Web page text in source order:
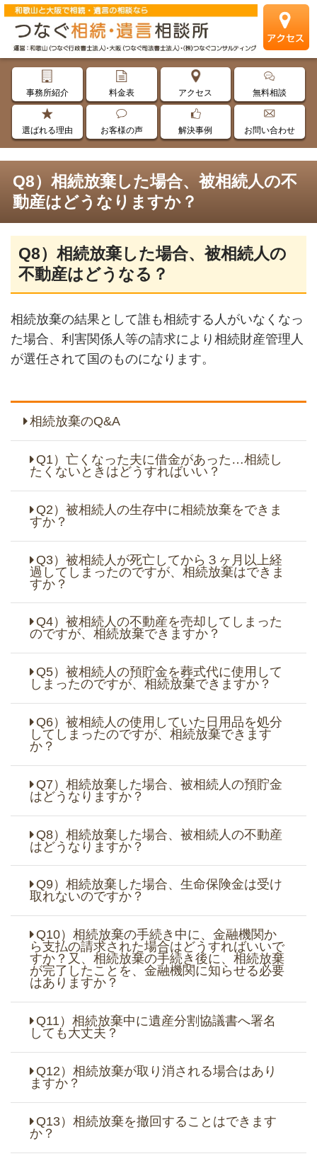
事務所紹介 料金表 アクセス 無料相談
選ばれる理由 お客様の声 解決事例 お問い合わせ
Q8）相続放棄した場合、被相続人の不
動産はどうなりますか？
Q8）相続放棄した場合、被相続人の
不動産はどうなる？
相続放棄の結果として誰も相続する人がいなくなっ
た場合、利害関係人等の請求により相続財産管理人
が選任されて国のものになります。
相続放棄のQ&A
Q1）亡くなった夫に借金があった…相続し
たくないときはどうすればいい？
Q2）被相続人の生存中に相続放棄をできま
すか？
Q3）被相続人が死亡してから３ヶ月以上経
過してしまったのですが、相続放棄はできま
すか？
Q4）被相続人の不動産を売却してしまった
のですが、相続放棄できますか？
Q5）被相続人の預貯金を葬式代に使用して
しまったのですが、相続放棄できますか？
Q6）被相続人の使用していた日用品を処分
してしまったのですが、相続放棄できます
か？
Q7）相続放棄した場合、被相続人の預貯金
はどうなりますか？
Q8）相続放棄した場合、被相続人の不動産
はどうなりますか？
Q9）相続放棄した場合、生命保険金は受け
取れないのですか？
Q10）相続放棄の手続き中に、金融機関か
ら支払の請求された場合はどうすればいいで
すか？又、相続放棄の手続き後に、相続放棄
が完了したことを、金融機関に知らせる必要
はありますか？
Q11）相続放棄中に遺産分割協議書へ署名
しても大丈夫？
Q12）相続放棄が取り消される場合はあり
ますか？
Q13）相続放棄を撤回することはできます
か？